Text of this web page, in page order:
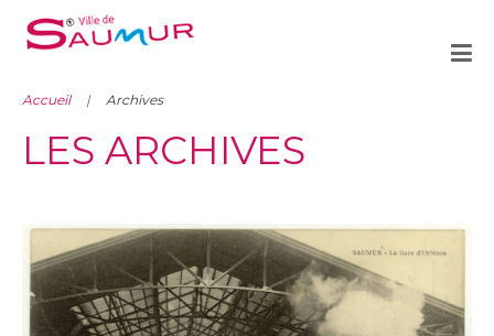
Accueil Archives
LES ARCHIVES